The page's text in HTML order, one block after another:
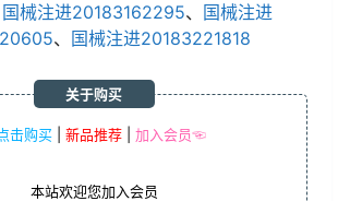
国械注进20183162295、 国械注进
、 国械注进20183221818
击购买 新品推荐 加入会员☜
关于购买
本站欢迎您加入会员